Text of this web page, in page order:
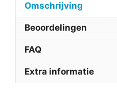
Omschrijving
Beoordelingen
FAQ
Extra informatie